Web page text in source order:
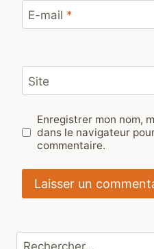
E-mail *
Site
Enregistrer mon nom,
dans le navigateur
commentaire.
Rechercher :